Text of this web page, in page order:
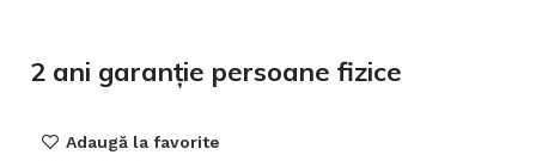
2 ani garanție persoane fizice
Adaugă la favorite